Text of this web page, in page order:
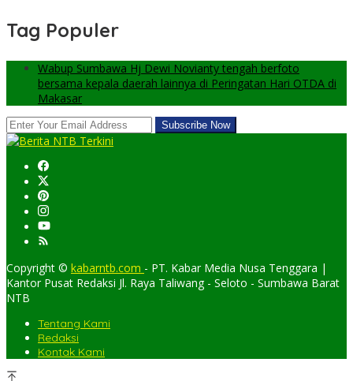
Tag Populer
Wabup Sumbawa Hj Dewi Novianty tengah berfoto
bersama kepala daerah lainnya di Peringatan Hari OTDA di
Makasar
Copyright © kabarntb.com - PT. Kabar Media Nusa Tenggara |
Kantor Pusat Redaksi Jl. Raya Taliwang - Seloto - Sumbawa Barat
NTB
Tentang Kami
Redaksi
Kontak Kami